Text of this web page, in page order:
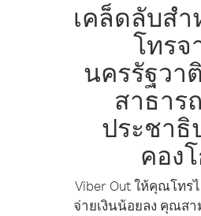
เคล็ดลับสำ
โทรจ
นครรัฐวา
สาธาร
ประชาธิ
คอง
Viber Out ให้คุณโท
จ่ายเงินน้อยลง คุณสา